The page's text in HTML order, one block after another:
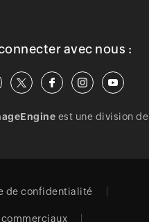
avec nous :
est une division de
de confidentialité